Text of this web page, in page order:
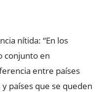
nítida: “En los
conjunto en
entre países
países que se queden